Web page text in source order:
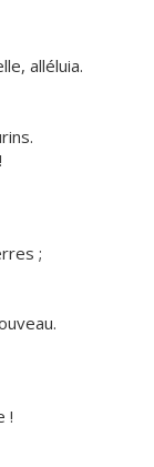
alléluia.
;
!